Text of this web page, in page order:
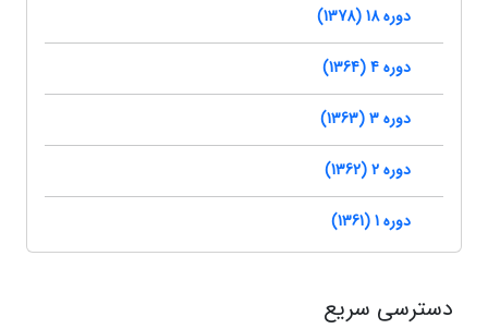
دوره 18 (1378)
دوره 4 (1364)
دوره 3 (1363)
دوره 2 (1362)
دوره 1 (1361)
دسترسی سریع